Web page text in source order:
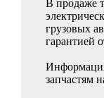
В продаже
грузовых
гарантией
запчастям